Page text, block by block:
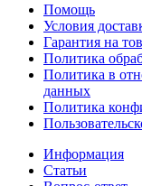
Помощь
Условия
Гарантия на
Политика
Политика в
данных
Политика
Информация
Статьи